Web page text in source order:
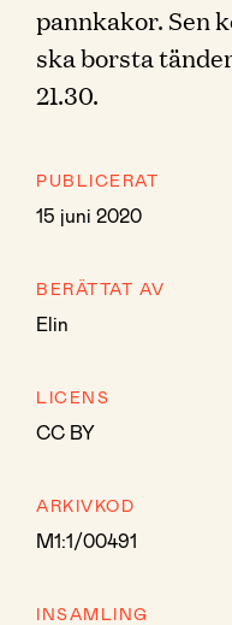
pannkakor. Sen
ska borsta
21.30.
PUBLICERAT
15 juni 2020
BERÄTTAT AV
Elin
LICENS
CC BY
ARKIVKOD
M1:1/00491
INSAMLING